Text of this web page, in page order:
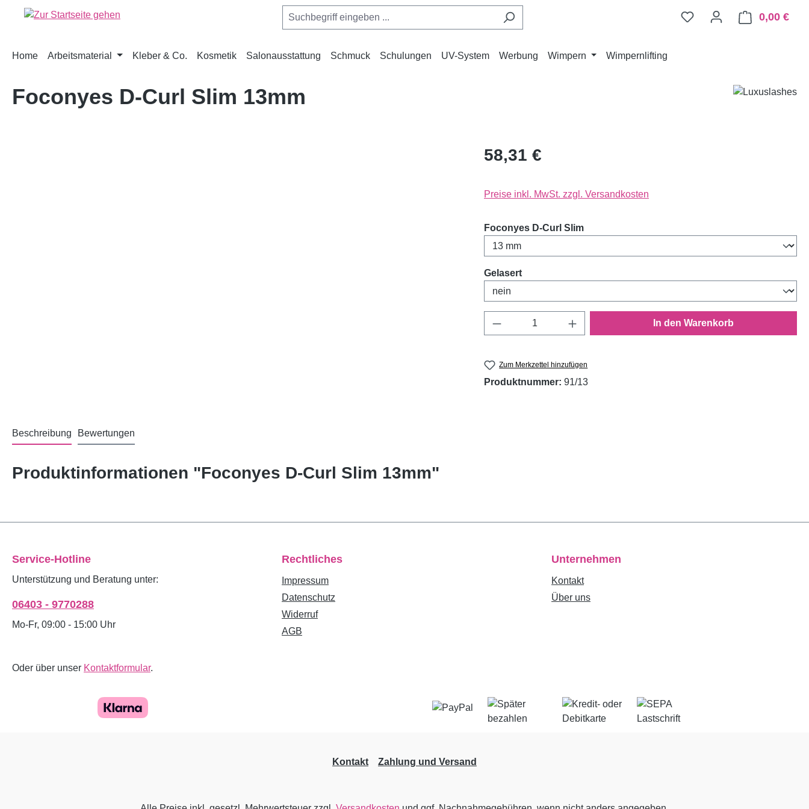
Zur Hauptnavigation springen 0,00 €
Home Arbeitsmaterial Kleber & Co. Kosmetik Salonausstattung Schmuck Schulungen UV-System Werbung Wimpern Wimpernlifting
Foconyes D-Curl Slim 13mm
58,31 €
Preise inkl. MwSt. zzgl. Versandkosten
Foconyes D-Curl Slimauswählen
Gelasertauswählen
Produkt Anzahl: Gib den gewünschten Wert ein
In den Warenkorb
Zum Merkzettel hinzufügen
Produktnummer: 91/13
Beschreibung Bewertungen
Produktinformationen "Foconyes D-Curl Slim 13mm"
Service-Hotline
Unterstützung und Beratung unter:
06403 - 9770288
Mo-Fr, 09:00 - 15:00 Uhr
Oder über unser Kontaktformular.
Rechtliches
Impressum
Datenschutz
Widerruf
AGB
Unternehmen
Kontakt
Über uns
Kontakt Zahlung und Versand